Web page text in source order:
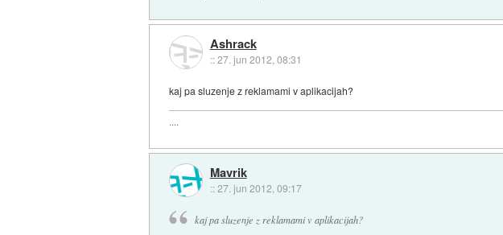
Ashrack
::27. jun 2012, 08:31
kaj pa sluzenje z reklamami v aplikacijah?
....
Mavrik
::27. jun 2012, 09:17
kaj pa sluzenje z reklamami v aplikacijah?